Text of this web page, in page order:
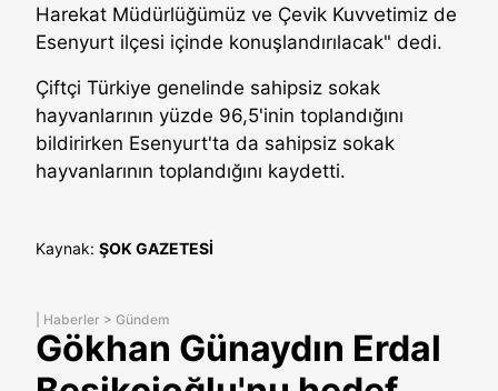
Harekat Müdürlüğümüz ve Çevik Kuvvetimiz de
Esenyurt ilçesi içinde konuşlandırılacak" dedi.
Çiftçi Türkiye genelinde sahipsiz sokak
hayvanlarının yüzde 96,5'inin toplandığını
bildirirken Esenyurt'ta da sahipsiz sokak
hayvanlarının toplandığını kaydetti.
Kaynak: ŞOK GAZETESİ
Haberler > Gündem
Gökhan Günaydın Erdal